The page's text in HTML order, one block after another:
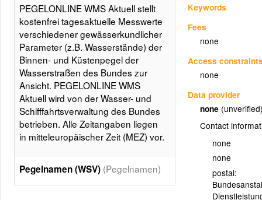
Keywords
Fees
none
Access
none
Data provider
none
Contact
none
none
postal:
PEGELONLINE WMS Aktuell stellt
kostenfrei tagesaktuelle Messwerte
verschiedener gewässerkundlicher
Parameter (z.B. Wasserstände) der
Binnen- und Küstenpegel der
Wasserstraßen des Bundes zur
Ansicht. PEGELONLINE WMS
Aktuell wird von der Wasser- und
Schifffahrtsverwaltung des Bundes
betrieben. Alle Zeitangaben liegen
in mitteleuropäischer Zeit (MEZ) vor.
Pegelnamen (WSV) (Pegelnamen)